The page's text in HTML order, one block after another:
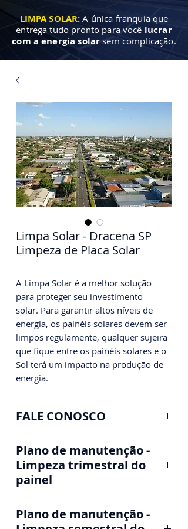
LIMPA SOLAR:A única franquia que
entrega tudo pronto para você lucrar
com a energia solar sem complicação.
Limpa Solar - Dracena SP
Limpeza de Placa Solar
A Limpa Solar é a melhor solução
para proteger seu investimento
solar. Para garantir altos níveis de
energia, os painéis solares devem ser
limpos regulamente, qualquer sujeira
que fique entre os painéis solares e o
Sol terá um impacto na produção de
energia.
FALE CONOSCO
Painéis Solares Fotovoltaicos
Nossa limpeza, sua economia!
📱AGENDE SEU HORÁRIO ⤵️
WHATSAPP: (31) 97329-5479
Plano de manutenção -
Limpeza trimestral do
painel
solar
Plano de manutenção -